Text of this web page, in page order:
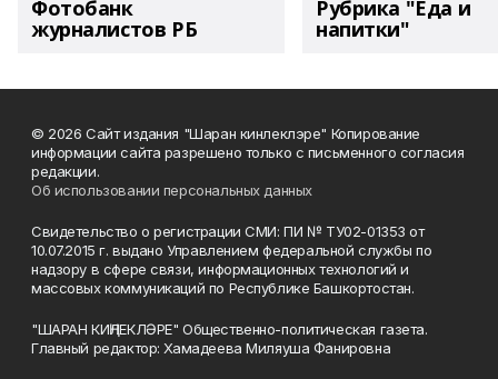
Фотобанк
журналистов РБ
Рубрика "Еда и
напитки"
© 2026 Сайт издания "Шаран кинлеклэре" Копирование
информации сайта разрешено только с письменного согласия
редакции.
Об использовании персональных данных
Свидетельство о регистрации СМИ: ПИ № ТУ02-01353 от
10.07.2015 г. выдано Управлением федеральной службы по
надзору в сфере связи, информационных технологий и
массовых коммуникаций по Республике Башкортостан.
"ШАРАН КИҢЛЕКЛӘРЕ" Общественно-политическая газета.
Главный редактор: Хамадеева Миляуша Фанировна